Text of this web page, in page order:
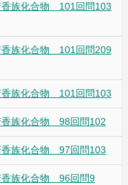
族化合物 101回問103
族化合物 101回問209
族化合物 101回問103
族化合物 98回問102
族化合物 97回問103
族化合物 96回問9